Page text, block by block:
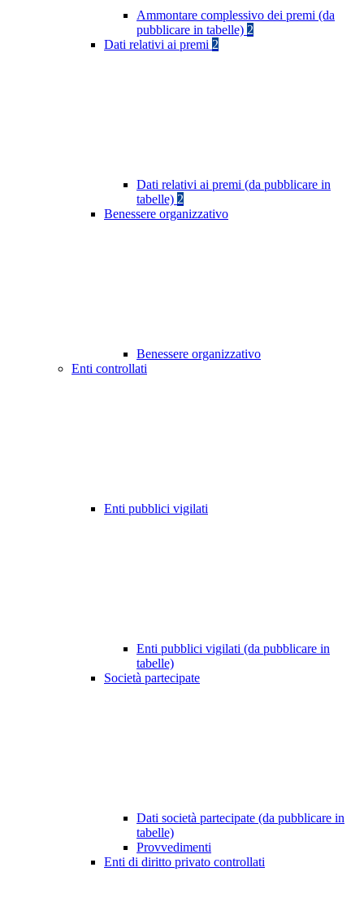
Ammontare complessivo dei premi (da
pubblicare in tabelle) 2
Dati relativi ai premi 2
Dati relativi ai premi (da pubblicare in
tabelle) 2
Benessere organizzativo
Benessere organizzativo
Enti controllati
Enti pubblici vigilati
Enti pubblici vigilati (da pubblicare in
tabelle)
Società partecipate
Dati società partecipate (da pubblicare in
tabelle)
Provvedimenti
Enti di diritto privato controllati